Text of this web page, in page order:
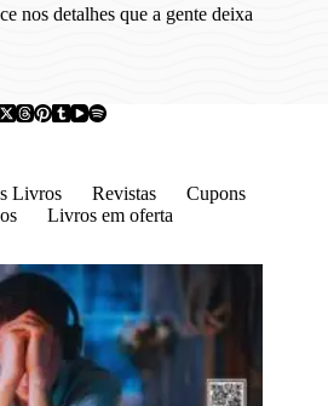
nos detalhes que a gente deixa
Livros Revistas
Cupons
Livros em oferta